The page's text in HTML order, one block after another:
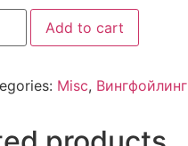
Add to cart
Misc, Вингфойлинг